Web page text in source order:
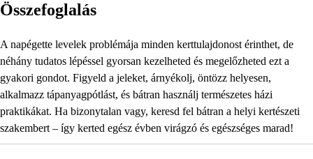
Összefoglalás
A napégette levelek problémája minden kerttulajdonost érinthet, de
néhány tudatos lépéssel gyorsan kezelheted és megelőzheted ezt a
gyakori gondot. Figyeld a jeleket, árnyékolj, öntözz helyesen,
alkalmazz tápanyagpótlást, és bátran használj természetes házi
praktikákat. Ha bizonytalan vagy, keresd fel bátran a helyi kertészeti
szakembert – így kerted egész évben virágzó és egészséges marad!